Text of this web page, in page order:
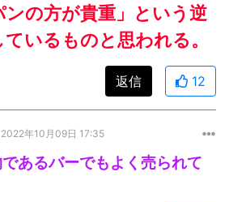
ンの方が貴重」という逆
いるものと思われる。
返信 12
2022年10月09日 17:35
あるバーでもよく売られて